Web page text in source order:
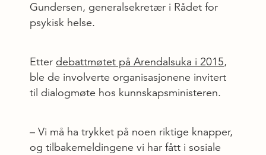
Gundersen, generalsekretær i Rådet for
psykisk helse.
Etter debattmøtet på Arendalsuka i 2015,
ble de involverte organisasjonene invitert
til dialogmøte hos kunnskapsministeren.
– Vi må ha trykket på noen riktige knapper,
og tilbakemeldingene vi har fått i sosiale